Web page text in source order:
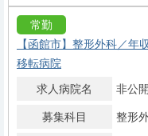
常勤
【函館市】整形外科／
移転病院
求人病院名
非公開
募集科目 整形